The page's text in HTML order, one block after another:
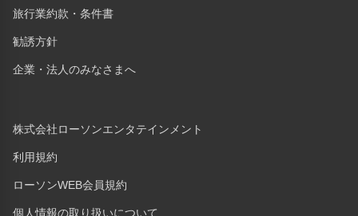
旅行業約款・条件書
勧誘方針
企業・法人のみなさまへ
株式会社ローソンエンタテインメント
利用規約
ローソンWEB会員規約
個人情報の取り扱いについて